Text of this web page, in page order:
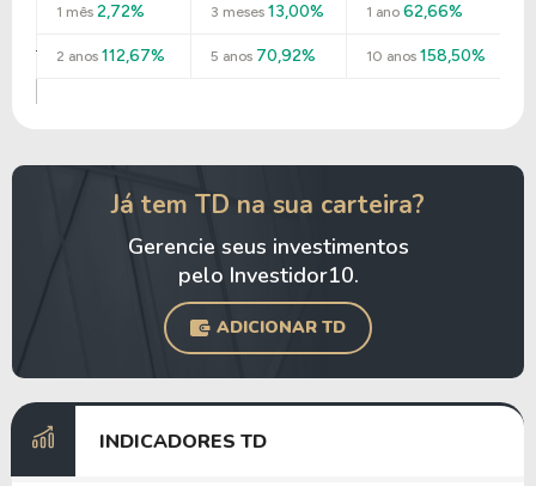
1 mês 2,72% 3 meses 13,00% 1 ano62,66%
2 anos 112,67% 5 anos 70,92% 10 anos158,50%
Já tem TD na sua carteira?
Gerencie seus investimentos
pelo Investidor10.
ADICIONAR TD
INDICADORES TD